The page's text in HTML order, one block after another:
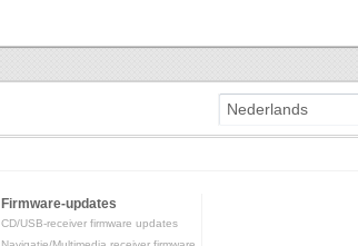
Nederlands
Firmware-updates
CD/USB-receiver firmware updates